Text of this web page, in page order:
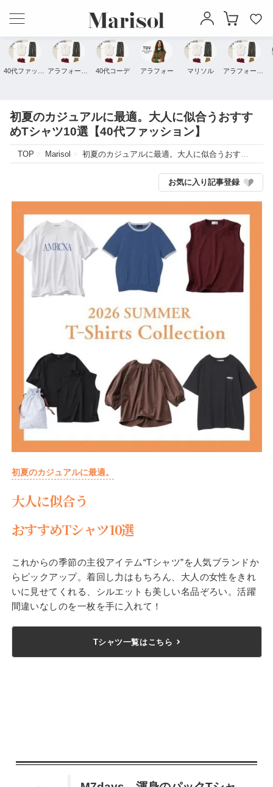
40代コーデ アラフォー マリソル
初夏のカジュアルに最適。大人に似合うおすす
めTシャツ10選【40代ファッション】
TOP Marisol 初夏のカジュアルに最適。大人に似合うおすすめTシャツ10選【40代ファッション】
お気に入り記事登録
初夏のカジュアルに最適。
大人に似合う
おすすめTシャツ10選
これからの季節の主役アイテム“Tシャツ”を人気ブランドか
らピックアップ。着回し力はもちろん、大人の女性をきれ
いに見せてくれる、シルエットも美しい名品ぞろい。活躍
間違いなしのを一枚を手に入れて！
Tシャツ一覧はこちら